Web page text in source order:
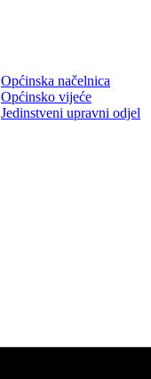
Općinska načelnica
Općinsko vijeće
Jedinstveni upravni odjel